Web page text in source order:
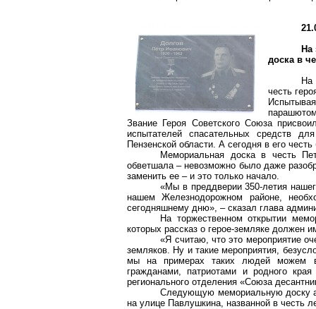
На
доска в
На
честь
Звание Героя Советского Союза
испытателей спасательных средств
Пензенской области. А сегодня в его
Мемориальная доска в честь
обветшала – невозможно было даже
заменить ее – и это только начало.
«Мы в преддверии 350-летия
нашем Железнодорожном районе,
сегодняшнему дню», – сказал глава
На торжественном открытии
которых рассказ о герое-земляке должен
«Я считаю, что это мероприятие
земляков. Ну и такие мероприятия,
мы на примерах таких людей можем
гражданами, патриотами и родного
регионального отделения «Союза
Следующую мемориальную доску
на улице Павлушкина, названной в честь